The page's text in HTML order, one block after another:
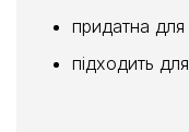
придатна
підходить для